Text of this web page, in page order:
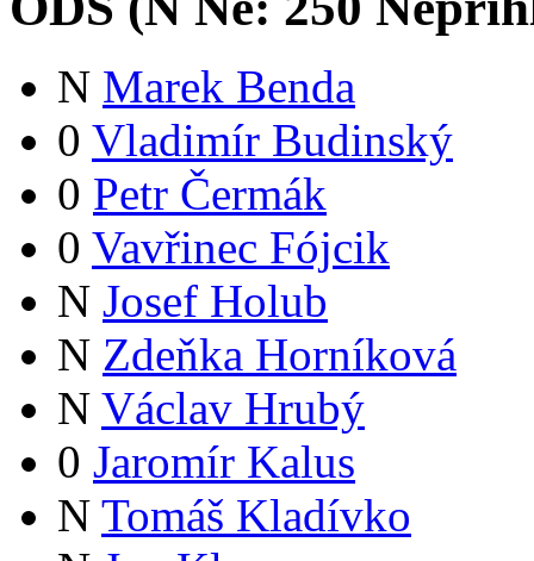
N Marek Benda
0 Vladimír Budinský
0 Petr Čermák
0 Vavřinec Fójcik
N Josef Holub
N Zdeňka Horníková
N Václav Hrubý
0 Jaromír Kalus
N Tomáš Kladívko